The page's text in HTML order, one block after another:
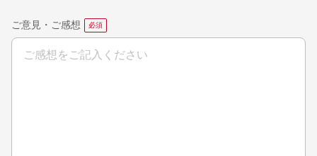
ご意見・ご感想